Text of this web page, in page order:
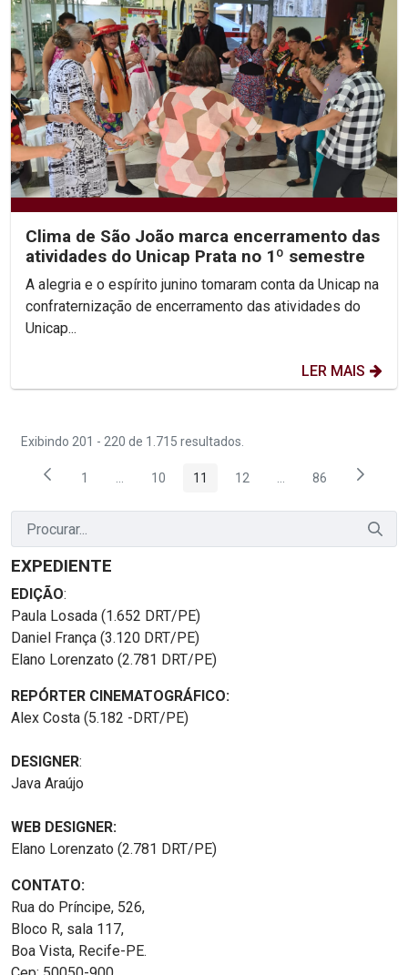
Clima de São João marca encerramento das
atividades do Unicap Prata no 1º semestre
A alegria e o espírito junino tomaram conta da Unicap na
confraternização de encerramento das atividades do
Unicap...
LER MAIS
Exibindo 201 - 220 de 1.715 resultados.
Página
1 ...Páginas intermediárias Usar ABA para navegar.
Página
10 Página
11 Página
12 ...PáginasPágina
86
EXPEDIENTE
EDIÇÃO:
Paula Losada (1.652 DRT/PE)
Daniel França (3.120 DRT/PE)
Elano Lorenzato (2.781 DRT/PE)
REPÓRTER CINEMATOGRÁFICO:
Alex Costa (5.182 -DRT/PE)
DESIGNER:
Java Araújo
WEB DESIGNER:
Elano Lorenzato (2.781 DRT/PE)
CONTATO:
Rua do Príncipe, 526,
Bloco R, sala 117,
Boa Vista, Recife-PE.